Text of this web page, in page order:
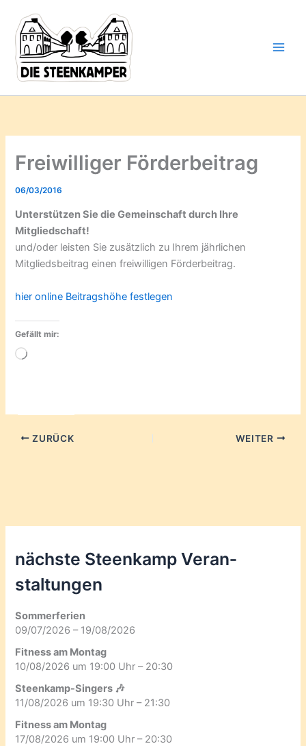
Inhalt
springen
Freiwilliger Förderbeitrag
06/03/2016
Unterstützen Sie die Gemeinschaft durch Ihre
Mitgliedschaft!
und/oder leisten Sie zusätzlich zu Ihrem jährlichen
Mitgliedsbeitrag einen freiwilligen Förderbeitrag.
hier online Beitragshöhe festlegen
Gefällt mir:
Wird
ZURÜCK WEITER
nächste Steenkamp Veran­
staltungen
Sommerferien
09/07/2026 – 19/08/2026
Fitness am Montag
10/08/2026 um 19:00 Uhr – 20:30
Steenkamp-Singers 🎶
11/08/2026 um 19:30 Uhr – 21:30
Fitness am Montag
17/08/2026 um 19:00 Uhr – 20:30
deine
Mail-
Adresse
ein ...